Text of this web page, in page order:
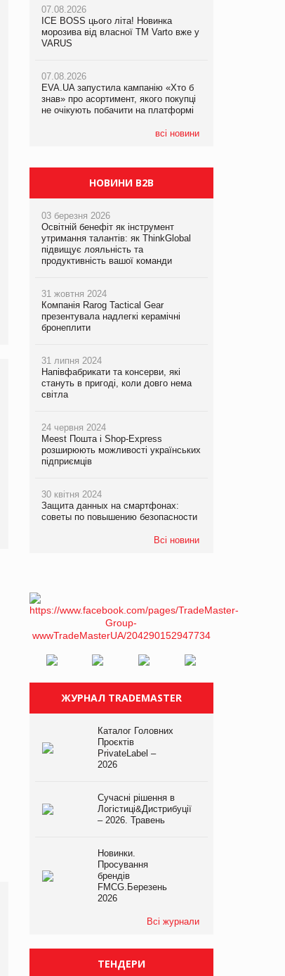
EVA.UA запустила
кампанію «Хто б знав» про
асортимент, якого покупці
не очікують побачити на
07.08.2026
ICE BOSS цього літа! Новинка
морозива від власної ТМ Varto вже у
VARUS
07.08.2026
EVA.UA запустила кампанію «Хто б
знав» про асортимент, якого покупці
не очікують побачити на платформі
всі новини
07.08.2026
ICE BOSS цього літа! Новинка
морозива від власної ТМ Varto вже у
VARUS
07.08.2026
EVA.UA запустила кампанію «Хто б
знав» про асортимент, якого покупці
не очікують побачити на платформі
07.08.2026
Франція заборонила рекламні дзвінки
НОВИНИ B2B
03 березня 2026
Освітній бенефіт як інструмент
утримання талантів: як ThinkGlobal
підвищує лояльність та
продуктивність вашої команди
31 жовтня 2024
Компанія Rarog Tactical Gear
презентувала надлегкі керамічні
бронеплити
31 липня 2024
Напівфабрикати та консерви, які
стануть в пригоді, коли довго нема
світла
24 червня 2024
Meest Пошта і Shop-Express
розширюють можливості українських
підприємців
30 квітня 2024
Защита данных на смартфонах:
советы по повышению безопасности
Всі новини
ЖУРНАЛ TRADEMASTER
Каталог Головних
Проєктів
PrivateLabel –
2026
Сучасні рішення в
Логістиці&Дистрибуції
– 2026. Травень
Новинки.
Просування
брендів
FMCG.Березень
2026
Всі журнали
ТЕНДЕРИ